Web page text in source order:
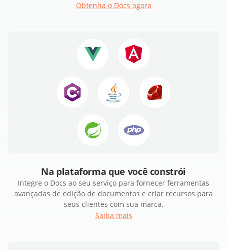
Obtenha o Docs agora
Na plataforma que você constrói
Integre o Docs ao seu serviço para fornecer ferramentas
avançadas de edição de documentos e criar recursos para
seus clientes com sua marca.
Saiba mais